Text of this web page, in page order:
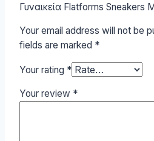
Γυναικεία Flatforms Sneakers
Your email address will not be
fields are marked *
Your rating *
Your review *